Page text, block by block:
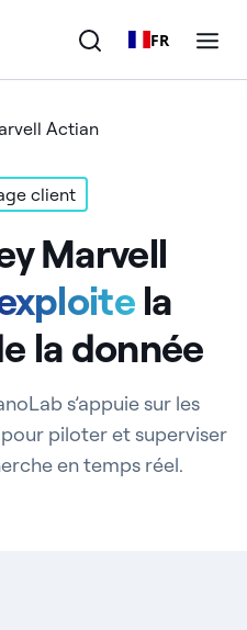
FR
client
Marvell
la
la donnée
s’appuie sur les
piloter et superviser
en temps réel.